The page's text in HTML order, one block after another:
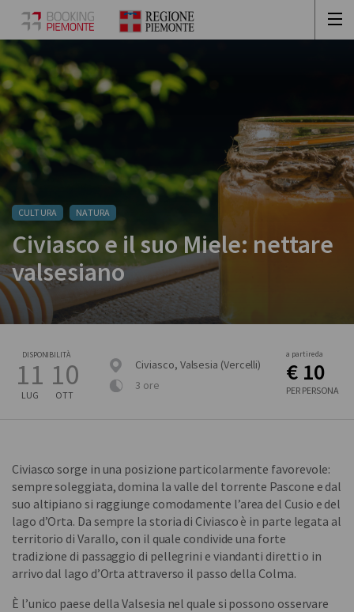
CULTURA NATURA
Civiasco e il suo Miele: nettare
valsesiano
DISPONIBILITÀ
11
LUG
10
OTT
Civiasco, Valsesia (Vercelli)
3 ore
a partire da
€ 10
PER PERSONA
Civiasco sorge in una posizione particolarmente favorevole:
sempre soleggiata, domina la valle del torrente Pascone e dal
suo altipiano si raggiunge comodamente l’area del Cusio e del
lago d’Orta. Da sempre la storia di Civiasco è in parte legata al
territorio di Varallo, con il quale condivide una forte
tradizione di passaggio di pellegrini e viandanti diretti o in
arrivo dal lago d’Orta attraverso il passo della Colma.
È l’unico paese della Valsesia nel quale si possono osservare